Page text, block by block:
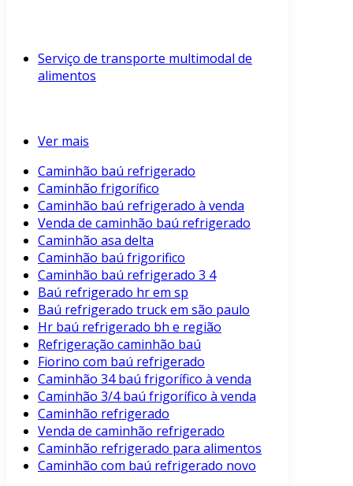
Serviço de transporte multimodal de
alimentos
Ver mais
Caminhão baú refrigerado
Caminhão frigorífico
Caminhão baú refrigerado à venda
Venda de caminhão baú refrigerado
Caminhão asa delta
Caminhão baú frigorifico
Caminhão baú refrigerado 3 4
Baú refrigerado hr em sp
Baú refrigerado truck em são paulo
Hr baú refrigerado bh e região
Refrigeração caminhão baú
Fiorino com baú refrigerado
Caminhão 34 baú frigorífico à venda
Caminhão 3/4 baú frigorífico à venda
Caminhão refrigerado
Venda de caminhão refrigerado
Caminhão refrigerado para alimentos
Caminhão com baú refrigerado novo